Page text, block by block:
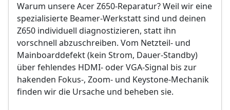
Warum unsere Acer Z650-Reparatur? Weil wir eine
spezialisierte Beamer-Werkstatt sind und deinen
Z650 individuell diagnostizieren, statt ihn
vorschnell abzuschreiben. Vom Netzteil- und
Mainboarddefekt (kein Strom, Dauer-Standby)
über fehlendes HDMI- oder VGA-Signal bis zur
hakenden Fokus-, Zoom- und Keystone-Mechanik
finden wir die Ursache und beheben sie.